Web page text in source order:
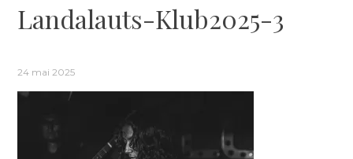
Landalauts-Klub2025-3
24 mai 2025